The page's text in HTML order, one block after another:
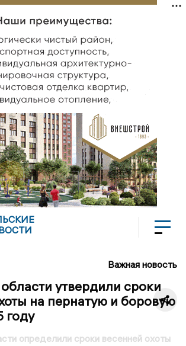
Важная новость
утвердили сроки
на пернатую и боровую
году
определили сроки весенней охоты